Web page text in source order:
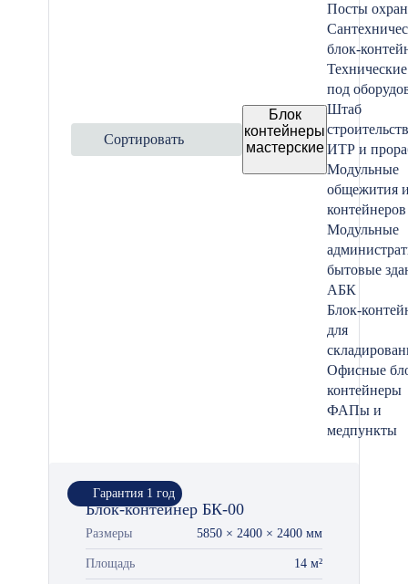
Сортировать
Блок
контейнеры
мастерские
Посты
блок-
под
Штаб
ИТР и
Модульные
общежития
контейнеров
Модульные
бытовые
АБК
Блок-
для
Офисные
контейнеры
ФАПы и
медпункты
Гарантия 1 год
Блок-контейнер БК-00
Размеры 5850 × 2400 × 2400 мм
Площадь 14 м²